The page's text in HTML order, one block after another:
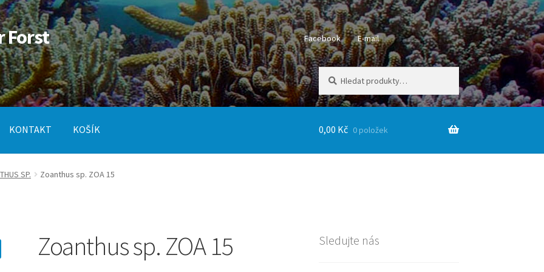
Forst Facebook E-mail
Hledat:
Hledat
KONTAKT KOŠÍK
Pokladna SLUŽBY
0,00 Kč 0 položek
SP. Zoanthus sp. ZOA 15
Zoanthus sp. ZOA 15 Sledujte nás